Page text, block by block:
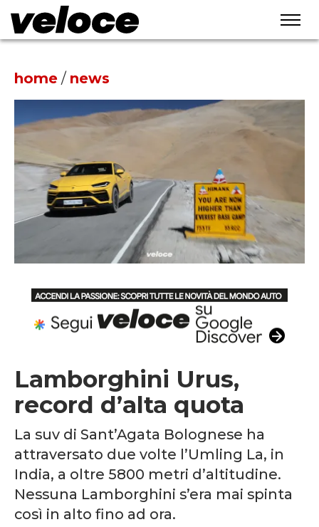
home / news
Lamborghini Urus,
record d’alta quota
La suv di Sant’Agata Bolognese ha
attraversato due volte l’Umling La, in
India, a oltre 5800 metri d’altitudine.
Nessuna Lamborghini s’era mai spinta
così in alto fino ad ora.